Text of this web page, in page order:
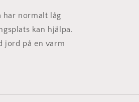
har normalt låg
kan hjälpa.
jord på en varm